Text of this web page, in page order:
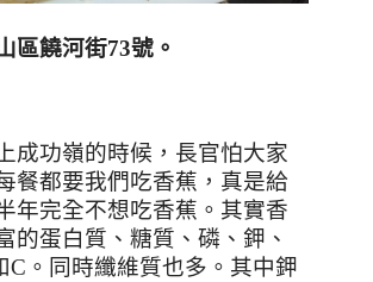
區饒河街73號。
成功嶺的時候，長官怕大家
餐都要我們吃香蕉，真是給
年完全不想吃香蕉。其實香
的蛋白質、糖質、磷、鉀、
C 。同時纖維質也多。其中鉀